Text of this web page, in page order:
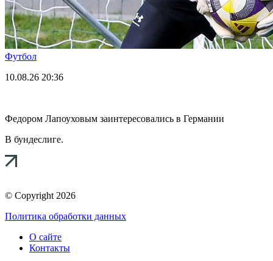
Футбол
10.08.26 20:36
Федором Лапоуховым заинтересовались в Германии
В бундеслиге.
© Copyright 2026
Политика обработки данных
О сайте
Контакты